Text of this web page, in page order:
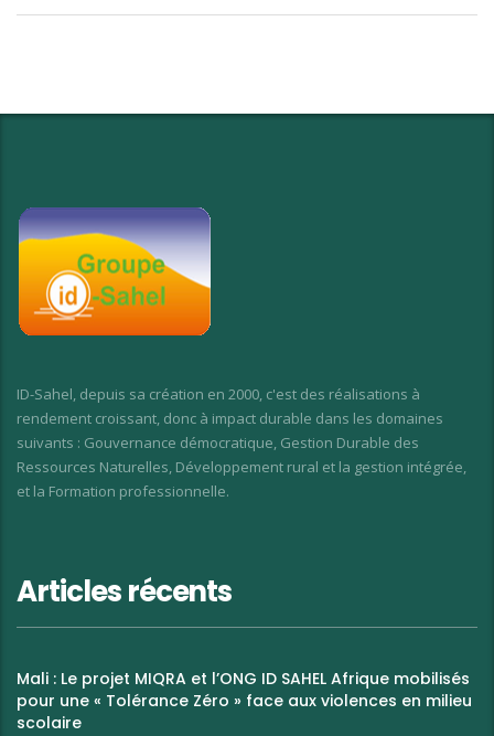
ID-Sahel, depuis sa création en 2000, c'est des réalisations à
rendement croissant, donc à impact durable dans les domaines
suivants : Gouvernance démocratique, Gestion Durable des
Ressources Naturelles, Développement rural et la gestion intégrée,
et la Formation professionnelle.
Articles récents
Mali : Le projet MIQRA et l’ONG ID SAHEL Afrique mobilisés
pour une « Tolérance Zéro » face aux violences en milieu
scolaire